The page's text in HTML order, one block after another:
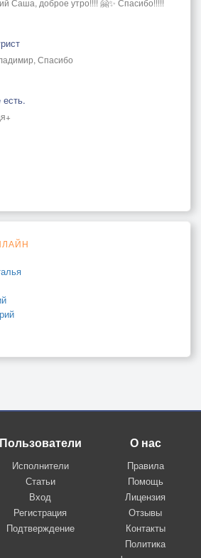
Спасибо
Пользователи
Исполнители
Статьи
Вход
Регистрация
Подтверждение
О нас
Правила
Помощь
Лицензия
Отзывы
Контакты
Политика